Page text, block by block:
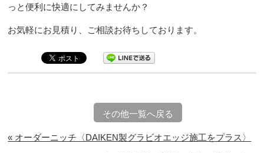
っと便利に快適にしてみませんか？
お気軽にお見積り、ご相談お待ちしております。
その他一覧へ戻る
« オーダーニッチ〈DAIKEN製グラビオエッジ施工をプラス〉